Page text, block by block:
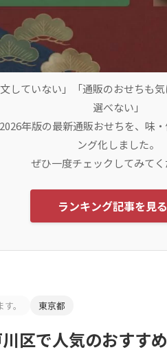
文していない」「通販のおせちも
選べない」
年版の最新通販おせちを、味
ング化しました。
ぜひ一度チェックしてみてく
ランキング記事を見
。
東京都
川区で人気のおすす